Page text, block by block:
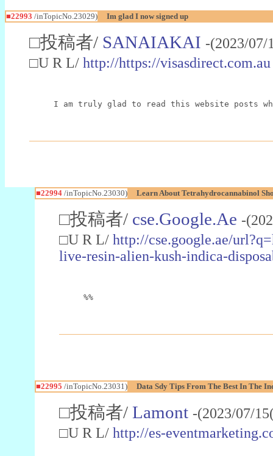
■22993 /inTopicNo.23029) Im glad I now signed up
□投稿者/ SANAIAKAI -(2023/
□U R L/ http://https://visasdirect.com.au
I am truly glad to read this website posts
■22994/inTopicNo.23030) Learn About Tetrahydrocannabinol
□投稿者/ cse.Google.Ae -
□U R L/ http://cse.google.ae/
live-resin-alien-kush-indica-
%%
■22995 /inTopicNo.23031) Data Sdy Tips From The Best In The
□投稿者/ Lamont -(2023/07/
□U R L/ http://es-